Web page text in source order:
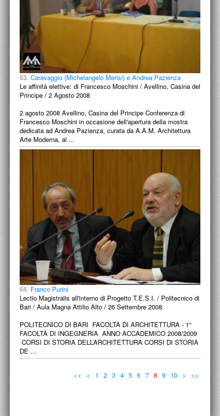
63. Caravaggio (Michelangelo Merisi) e Andrea Pazienza
Le affinità elettive: di Francesco Moschini / Avellino, Casina del
Principe / 2 Agosto 2008
2 agosto 2008 Avellino, Casina del Principe Conferenza di
Francesco Moschini in occasione dell'apertura della mostra
dedicata ad Andrea Pazienza, curata da A.A.M. Architettura
Arte Moderna, al ...
64. Franco Purini
Lectio Magistralis all'interno di Progetto T.E.S.I. / Politecnico di
Bari / Aula Magna Attilio Alto / 26 Settembre 2008
POLITECNICO DI BARI FACOLTÀ DI ARCHITETTURA - 1°
FACOLTÀ DI INGEGNERIA ANNO ACCADEMICO 2008/2009
CORSI DI STORIA DELL’ARCHITETTURA CORSI DI STORIA
DE ...
<< < 1 2 3 4 5 6 7 8 9 10 > >>